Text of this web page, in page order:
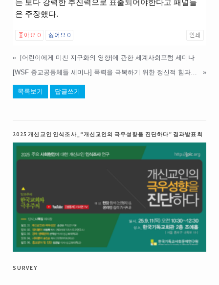
는 보다 강력한 추진력으로 표출되어야한다고 패널들
은 주장했다.
좋아요 0 싫어요 0 인쇄
«
[어린이에게 미친 지구화의 영향]에 관한 세계사회포럼 세미나
»
목록보기 답글쓰기
2025 개신교인 인식조사_“개신교인의 극우성향을 진단하다” 결과발표회
survey